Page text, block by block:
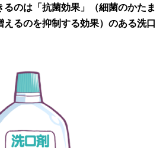
のは「抗菌効果」（細菌のかたま
えるのを抑制する効果）のある洗口